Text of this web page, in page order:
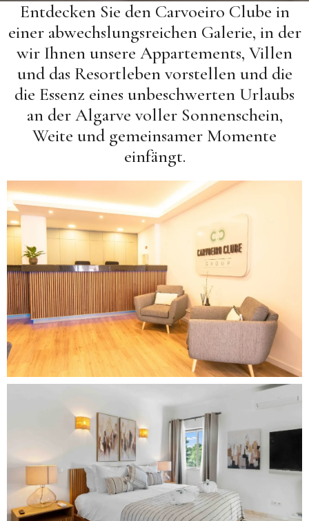
Entdecken Sie den Carvoeiro Clube in
einer abwechslungsreichen Galerie, in der
wir Ihnen unsere Appartements, Villen
und das Resortleben vorstellen und die
die Essenz eines unbeschwerten Urlaubs
an der Algarve voller Sonnenschein,
Weite und gemeinsamer Momente
einfängt.